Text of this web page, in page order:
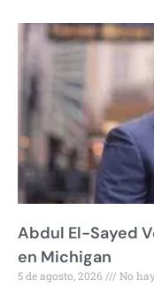
Abdul El-Sayed
en Michigan
5 de agosto, 2026 No